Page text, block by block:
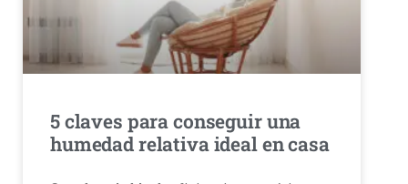
5 claves para conseguir una
humedad relativa ideal en casa